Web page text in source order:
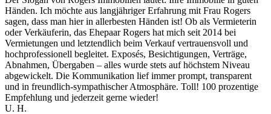
Händen. Ich möchte aus langjähriger Erfahrung mit Frau Rogers
sagen, dass man hier in allerbesten Händen ist! Ob als Vermieterin
oder Verkäuferin, das Ehepaar Rogers hat mich seit 2014 bei
Vermietungen und letztendlich beim Verkauf vertrauensvoll und
hochprofessionell begleitet. Exposés, Besichtigungen, Verträge,
Abnahmen, Übergaben – alles wurde stets auf höchstem Niveau
abgewickelt. Die Kommunikation lief immer prompt, transparent
und in freundlich-sympathischer Atmosphäre. Toll! 100 prozentige
Empfehlung und jederzeit gerne wieder!
U. H.